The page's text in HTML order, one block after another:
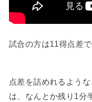
試合の方は11得点差で
点差を詰めれるよう
は、なんとか残り1分